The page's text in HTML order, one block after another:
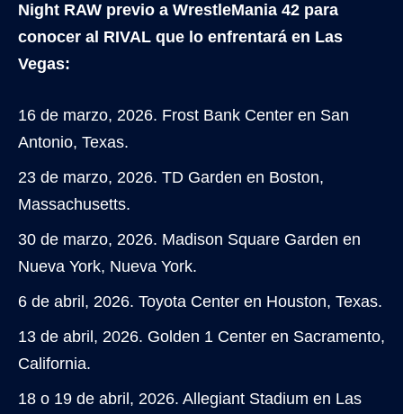
Night RAW previo a WrestleMania 42 para
conocer al RIVAL que lo enfrentará en Las
Vegas:
16 de marzo, 2026. Frost Bank Center en San
Antonio, Texas.
23 de marzo, 2026. TD Garden en Boston,
Massachusetts.
30 de marzo, 2026. Madison Square Garden en
Nueva York, Nueva York.
6 de abril, 2026. Toyota Center en Houston, Texas.
13 de abril, 2026. Golden 1 Center en Sacramento,
California.
18 o 19 de abril, 2026. Allegiant Stadium en Las